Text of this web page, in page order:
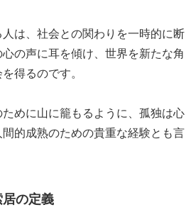
は、社会との関わりを一時的に断
の声に耳を傾け、世界を新たな角
得るのです。
めに山に籠もるように、孤独は心
的成熟のための貴重な経験とも言
の定義